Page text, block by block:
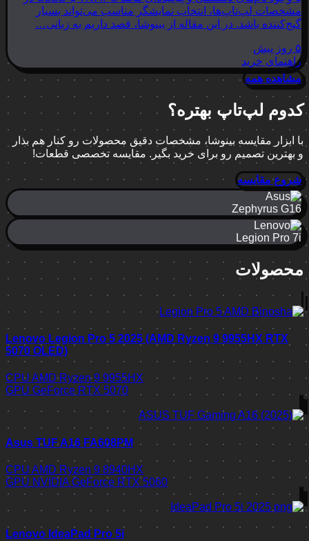
مشخصات لپ‌تاپ‌ها، انتخاب نمایشگر مناسب می‌تواند بسیار
گیج‌کننده باشد. در این مقاله از بینوشا، قصد داریم به زبانی…
۵ روز پیش
راهنمای خرید
مشاهده همه
کدوم لپ‌تاپ بهتره؟
با ابزار مقایسه بینوشا، مشخصات دقیق محصولات رو کنار هم بذار
و بهترین تصمیم رو برای خرید بگیر. مقایسه تخصصی قطعات!
شروع مقایسه
Zephyrus G16
Legion Pro 7i
محصولات
Lenovo Legion Pro 5 2025 (AMD Ryzen 9 9955HX RTX
5070 OLED)
CPU AMD Ryzen 9 9955HX
GPU GeForce RTX 5070
Asus TUF A16 FA608PM
CPU AMD Ryzen 9 8940HX
GPU NVIDIA GeForce RTX 5060
Lenovo IdeaPad Pro 5i